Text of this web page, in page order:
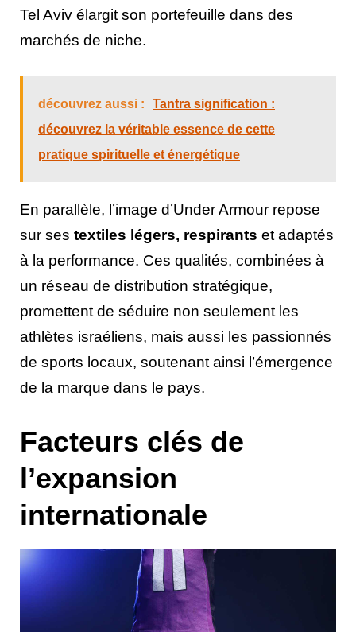
Tel Aviv élargit son portefeuille dans des
marchés de niche.
découvrez aussi :
Tantra signification :
découvrez la véritable essence de cette
pratique spirituelle et énergétique
En parallèle, l’image d’Under Armour repose
sur ses textiles légers, respirants et adaptés
à la performance. Ces qualités, combinées à
un réseau de distribution stratégique,
promettent de séduire non seulement les
athlètes israéliens, mais aussi les passionnés
de sports locaux, soutenant ainsi l’émergence
de la marque dans le pays.
Facteurs clés de
l’expansion
internationale